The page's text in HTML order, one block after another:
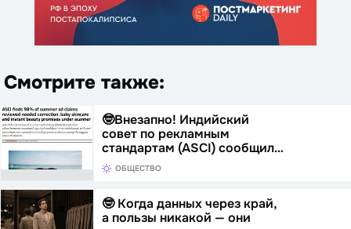
Смотрите также:
🤓Внезапно! Индийский
совет по рекламным
стандартам (ASCI) сообщил…
ОБЩЕСТВО
🤓 Когда данных через край,
а пользы никакой — они